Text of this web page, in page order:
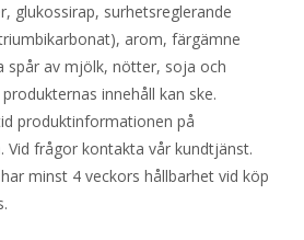
glukossirap, surhetsreglerande
arom, färgämne
spår av mjölk, nötter, soja och
innehåll kan ske.
produktinformationen på
Vid frågor kontakta vår kundtjänst.
minst 4 veckors hållbarhet vid köp